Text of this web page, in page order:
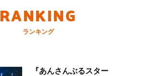
RANKING
ランキング
『あんさんぶるスター